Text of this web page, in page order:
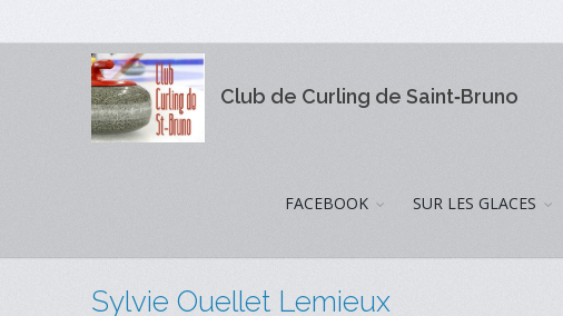
Club de Curling de Saint‑Bruno
FACEBOOK SUR LES GLACES
Sylvie Ouellet Lemieux